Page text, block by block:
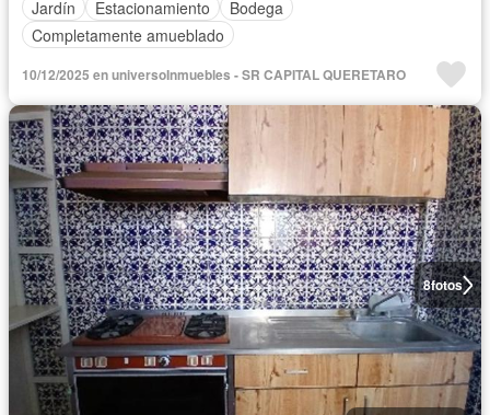
Jardín
Estacionamiento
Bodega
Completamente amueblado
10/12/2025 en universoInmuebles - SR CAPITAL QUERETARO
8fotos